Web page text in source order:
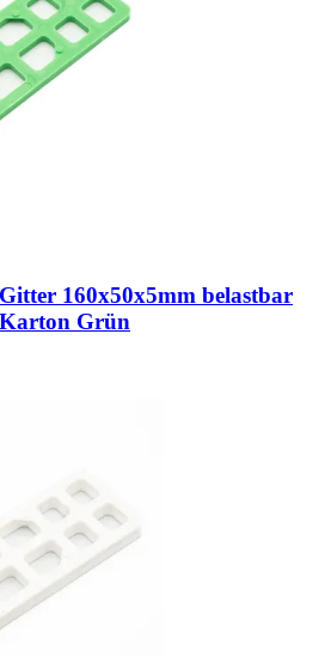
160x50x5mm belastbar
Grün